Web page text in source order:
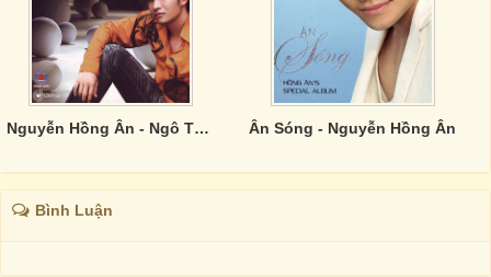
Nguyễn Hồng Ân - Ngô Thuỵ Miên Ân Sóng - Nguyễn Hồng Ân
Bình Luận